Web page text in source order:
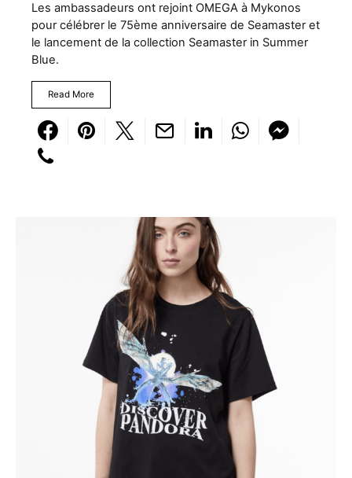
Les ambassadeurs ont rejoint OMEGA à Mykonos
pour célébrer le 75ème anniversaire de Seamaster et
le lancement de la collection Seamaster in Summer
Blue.
Read More